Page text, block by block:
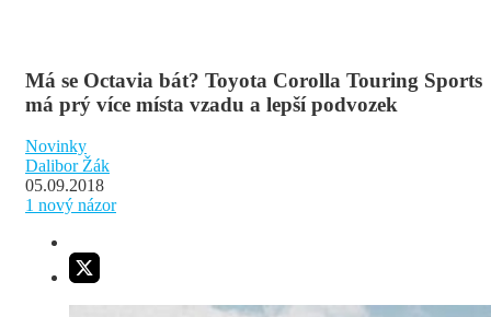
Má se Octavia bát? Toyota Corolla Touring Sports
má prý více místa vzadu a lepší podvozek
Novinky
Dalibor Žák
05.09.2018
1 nový názor